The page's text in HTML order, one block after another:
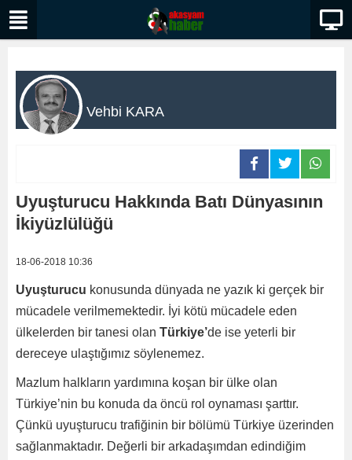
Vehbi KARA
Uyuşturucu Hakkında Batı Dünyasının
İkiyüzlülüğü
18-06-2018 10:36
Uyuşturucu konusunda dünyada ne yazık ki gerçek bir
mücadele verilmemektedir. İyi kötü mücadele eden
ülkelerden bir tanesi olan Türkiye’de ise yeterli bir
dereceye ulaştığımız söylenemez.
Mazlum halkların yardımına koşan bir ülke olan
Türkiye’nin bu konuda da öncü rol oynaması şarttır.
Çünkü uyuşturucu trafiğinin bir bölümü Türkiye üzerinden
sağlanmaktadır. Değerli bir arkadaşımdan edindiğim